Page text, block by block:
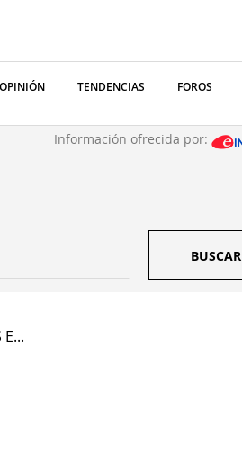
OPINIÓN TENDENCIAS FOROS
Información ofrecida por:
BUSCAR